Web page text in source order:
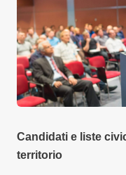
Candidati e liste
territorio